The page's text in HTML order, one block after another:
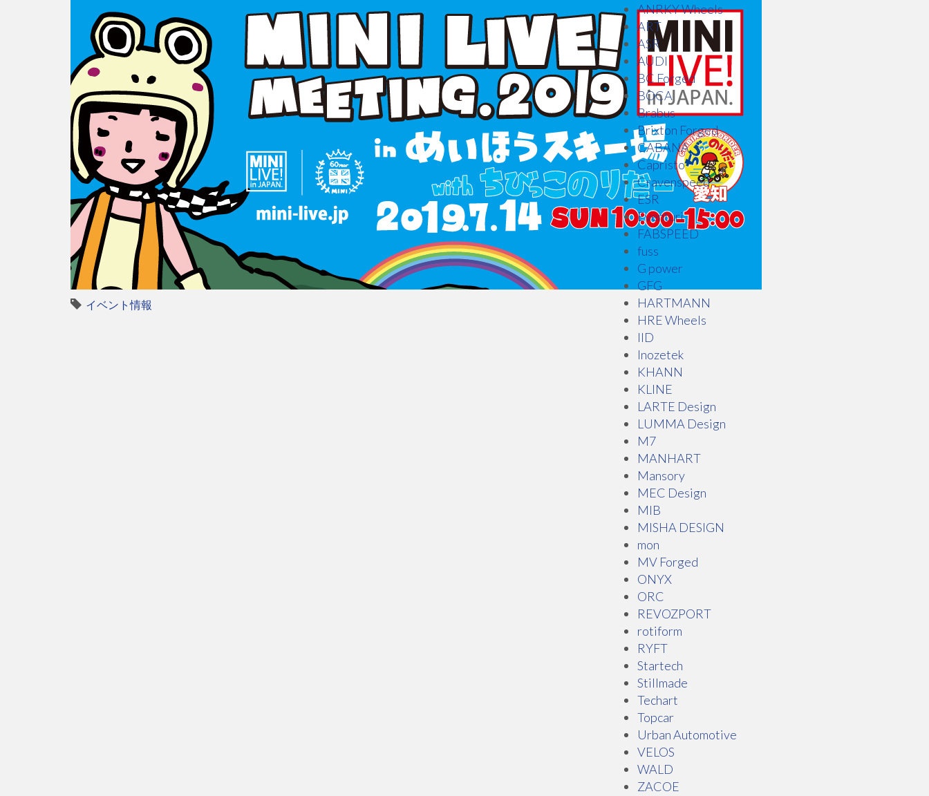
イベント情報
ANRKY Wheels
ART
ASR
AUDI
BC Forged
BOCA
Brabus
Brixton Forged
CABANA
Capristo
Cravenspeed
ESR
Eventuri
FABSPEED
fuss
G power
GFG
HARTMANN
HRE Wheels
IID
Inozetek
KHANN
KLINE
LARTE Design
LUMMA Design
M7
MANHART
Mansory
MEC Design
MIB
MISHA DESIGN
mon
MV Forged
ONYX
ORC
REVOZPORT
rotiform
RYFT
Startech
Stillmade
Techart
Topcar
Urban Automotive
VELOS
WALD
ZACOE